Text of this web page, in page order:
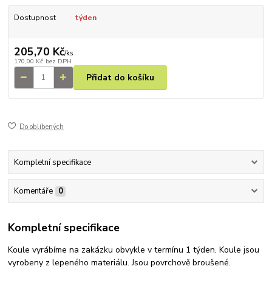
Dostupnost týden
205,70 Kč/ks
170,00 Kč bez DPH
Přidat do košíku
Do oblíbených
Kompletní specifikace
Komentáře 0
Kompletní specifikace
Koule vyrábíme na zakázku obvykle v termínu 1 týden. Koule jsou
vyrobeny z lepeného materiálu. Jsou povrchově broušené.